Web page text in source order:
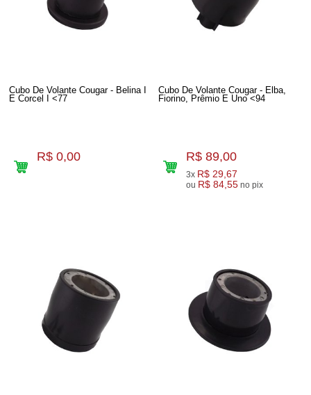
Cubo De Volante Cougar - Belina I
E Corcel I <77
R$ 0,00
Cubo De Volante Cougar - Elba,
Fiorino, Prêmio E Uno <94
R$ 89,00
3x R$ 29,67
ou R$ 84,55 no pix